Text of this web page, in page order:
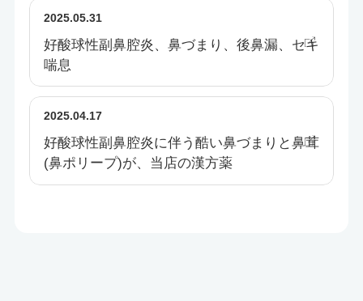
2025.05.31
好酸球性副鼻腔炎、鼻づまり、後鼻漏、セキ
喘息
2025.04.17
好酸球性副鼻腔炎に伴う酷い鼻づまりと鼻茸
(鼻ポリープ)が、当店の漢方薬